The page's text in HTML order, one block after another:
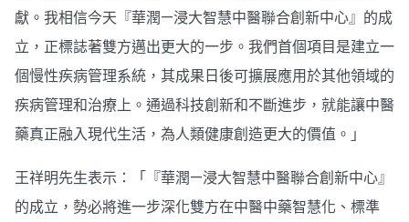
獻。我相信今天『華潤—浸大智慧中醫聯合創新中心』的成
立，正標誌著雙方邁出更大的一步。我們首個項目是建立一
個慢性疾病管理系統，其成果日後可擴展應用於其他領域的
疾病管理和治療上。通過科技創新和不斷進步，就能讓中醫
藥真正融入現代生活，為人類健康創造更大的價值。」
王祥明先生表示：「『華潤—浸大智慧中醫聯合創新中心』
的成立，勢必將進一步深化雙方在中醫中藥智慧化、標準